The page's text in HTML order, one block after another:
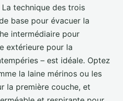
technique des trois
base pour évacuer la
intermédiaire pour
extérieure pour la
– est idéale. Optez
la laine mérinos ou les
la première couche, et